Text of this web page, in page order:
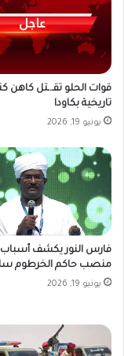
قوات الحلو تقـ.ـتل كاهن
تاريخية بكاودا
يونيو 19, 2026
فارس النور يكشف أسباب
منصب حاكم الخرطوم
يونيو 19, 2026